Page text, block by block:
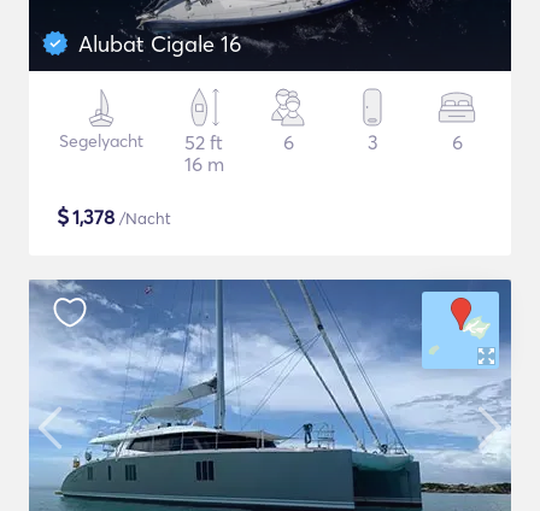
Alubat Cigale 16
Segelyacht
52 ft
16 m
6 3 6
$1,378 /Nacht